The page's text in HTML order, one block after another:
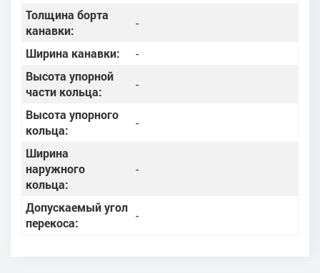
Толщина борта
канавки:
-
Ширина канавки:
-
Высота упорной
части кольца:
-
Высота упорного
кольца:
-
Ширина
наружного
кольца:
-
Допускаемый угол
перекоса:
-